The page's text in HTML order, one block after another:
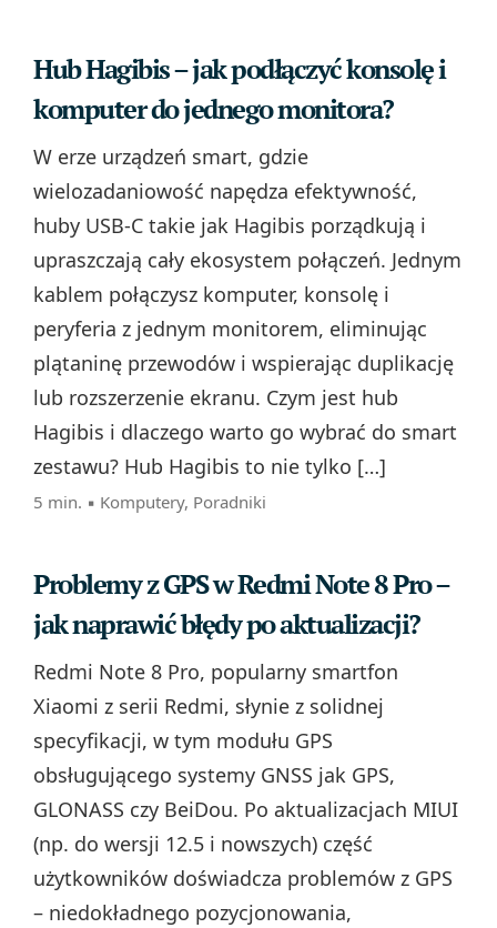
Hub Hagibis – jak podłączyć konsolę i
komputer do jednego monitora?
W erze urządzeń smart, gdzie
wielozadaniowość napędza efektywność,
huby USB‑C takie jak Hagibis porządkują i
upraszczają cały ekosystem połączeń. Jednym
kablem połączysz komputer, konsolę i
peryferia z jednym monitorem, eliminując
plątaninę przewodów i wspierając duplikację
lub rozszerzenie ekranu. Czym jest hub
Hagibis i dlaczego warto go wybrać do smart
zestawu? Hub Hagibis to nie tylko […]
5 min. ▪ Komputery, Poradniki
Problemy z GPS w Redmi Note 8 Pro –
jak naprawić błędy po aktualizacji?
Redmi Note 8 Pro, popularny smartfon
Xiaomi z serii Redmi, słynie z solidnej
specyfikacji, w tym modułu GPS
obsługującego systemy GNSS jak GPS,
GLONASS czy BeiDou. Po aktualizacjach MIUI
(np. do wersji 12.5 i nowszych) część
użytkowników doświadcza problemów z GPS
– niedokładnego pozycjonowania,